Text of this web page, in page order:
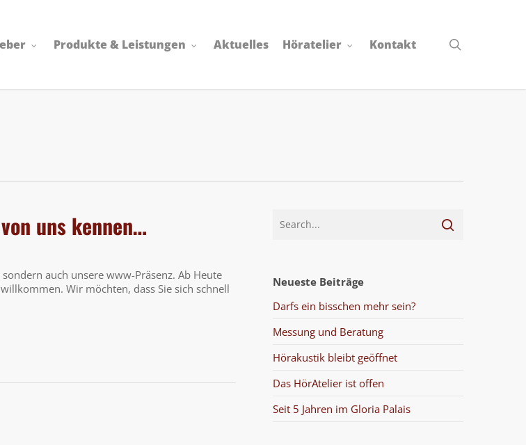
Produkte & Leistungen Aktuelles Höratelier Kontakt
uns kennen…
auch unsere www-Präsenz. Ab Heute
Wir möchten, dass Sie sich schnell
Neueste Beiträge
Darfs ein bisschen mehr sein?
Messung und Beratung
Hörakustik bleibt geöffnet
Das HörAtelier ist offen
Seit 5 Jahren im Gloria Palais